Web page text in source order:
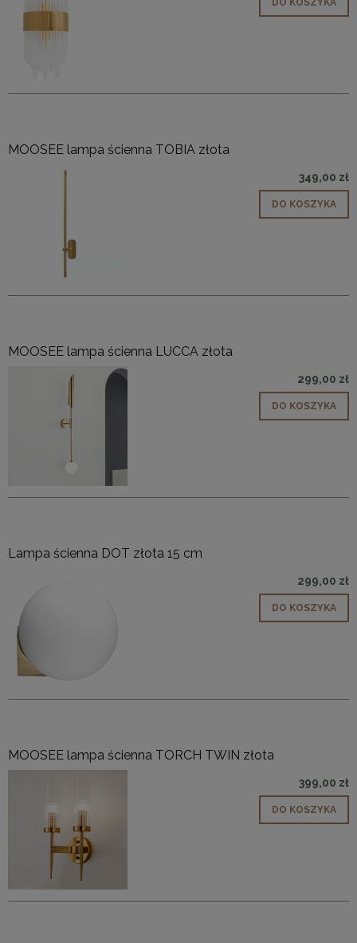
MOOSEE lampa ścienna TOBIA złota
349,00 zł
DO KOSZYKA
MOOSEE lampa ścienna LUCCA złota
299,00 zł
DO KOSZYKA
Lampa ścienna DOT złota 15 cm
299,00 zł
DO KOSZYKA
MOOSEE lampa ścienna TORCH TWIN złota
399,00 zł
DO KOSZYKA